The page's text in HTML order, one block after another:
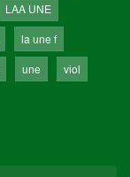
LAA UNE
la une f
une
viol